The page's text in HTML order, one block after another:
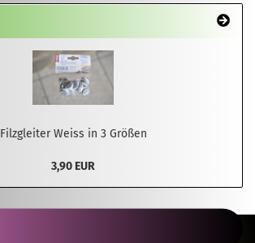
Filzgleiter Weiss in 3 Größen
3,90 EUR